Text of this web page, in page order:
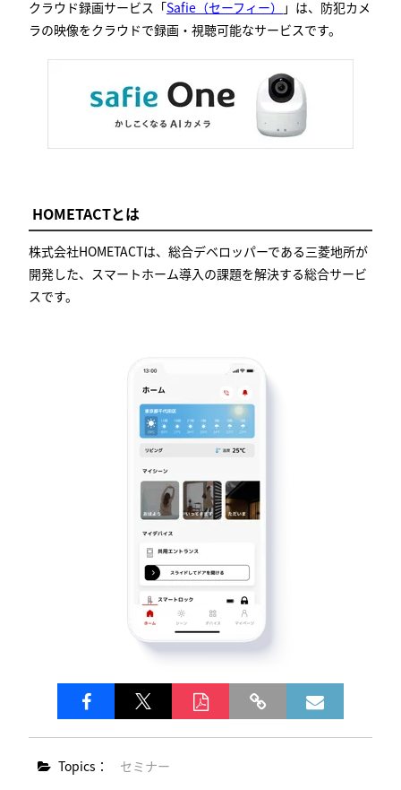
クラウド録画サービス「Safie（セーフィー） 」は、防犯カメ
ラの映像をクラウドで録画・視聴可能なサービスです。
HOMETACTとは
株式会社HOMETACTは、総合デベロッパーである三菱地所が
開発した、スマートホーム導入の課題を解決する総合サービ
スです。
Topics： セミナー